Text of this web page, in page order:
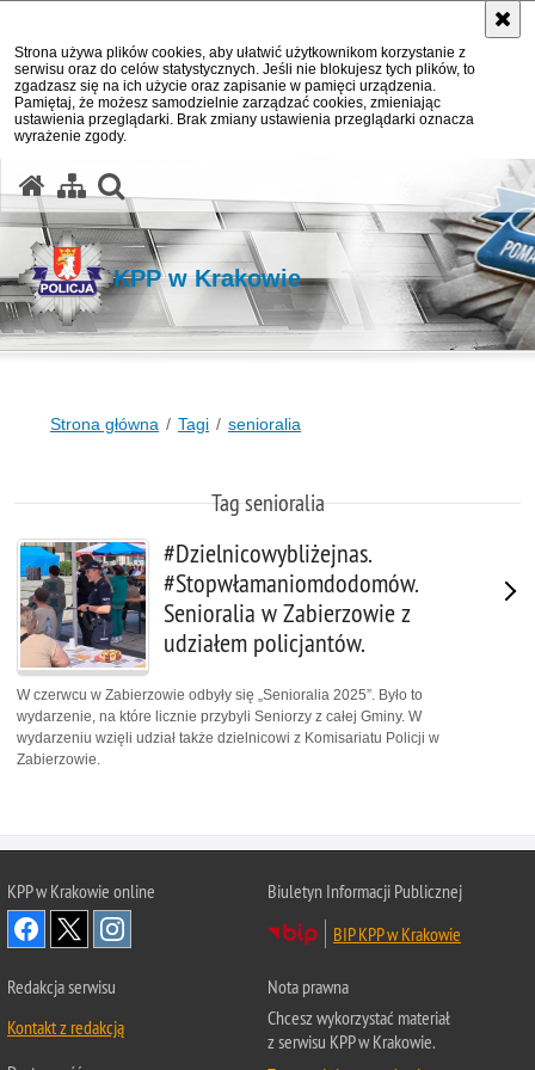
Strona używa plików cookies, aby ułatwić użytkownikom korzystanie z
serwisu oraz do celów statystycznych. Jeśli nie blokujesz tych plików, to
zgadzasz się na ich użycie oraz zapisanie w pamięci urządzenia.
Pamiętaj, że możesz samodzielnie zarządzać cookies, zmieniając
ustawienia przeglądarki. Brak zmiany ustawienia przeglądarki oznacza
wyrażenie zgody.
KPP w Krakowie
Strona główna Tagi senioralia
Tag senioralia
#Dzielnicowybliżejnas.
#Stopwłamaniomdodomów.
Senioralia w Zabierzowie z
udziałem policjantów.
W czerwcu w Zabierzowie odbyły się „Senioralia 2025”. Było to
wydarzenie, na które licznie przybyli Seniorzy z całej Gminy. W
wydarzeniu wzięli udział także dzielnicowi z Komisariatu Policji w
Zabierzowie.
KPP w Krakowie online
Biuletyn Informacji Publicznej
BIP KPP w Krakowie
Redakcja serwisu
Kontakt z redakcją
Nota prawna
Chcesz wykorzystać materiał
z serwisu KPP w Krakowie.